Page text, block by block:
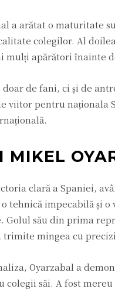
a arătat o maturitate
colegilor. Al
apărători înainte
de fani, ci și de
viitor pentru
MIKEL
clară a Spaniei,
tehnică impecabilă și
Golul său din prima
mingea cu
Oyarzabal a
colegii săi. A fost